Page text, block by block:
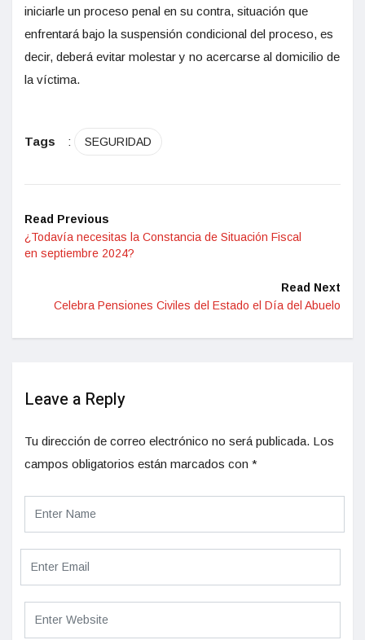
iniciarle un proceso penal en su contra, situación que
enfrentará bajo la suspensión condicional del proceso, es
decir, deberá evitar molestar y no acercarse al domicilio de
la víctima.
Tags : SEGURIDAD
Read Previous
¿Todavía necesitas la Constancia de Situación Fiscal
en septiembre 2024?
Read Next
Celebra Pensiones Civiles del Estado el Día del Abuelo
Leave a Reply
Tu dirección de correo electrónico no será publicada. Los
campos obligatorios están marcados con *